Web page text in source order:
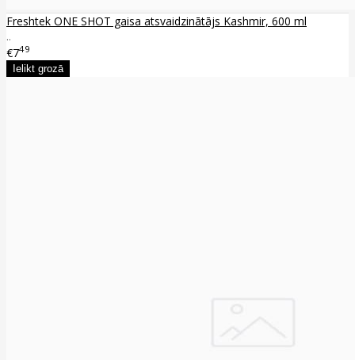
Freshtek ONE SHOT gaisa atsvaidzinātājs Kashmir, 600 ml
..
€749